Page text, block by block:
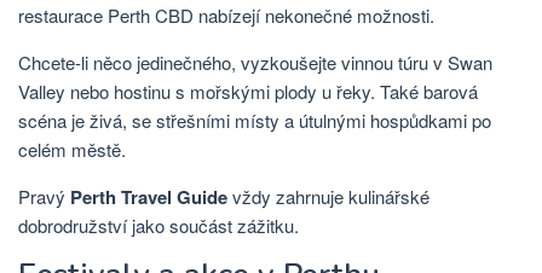
restaurace Perth CBD nabízejí nekonečné možnosti.
Chcete-li něco jedinečného, ​​vyzkoušejte vinnou túru v Swan
Valley nebo hostinu s mořskými plody u řeky. Také barová
scéna je živá, se střešními místy a útulnými hospůdkami po
celém městě.
Pravý Perth Travel Guidevždy zahrnuje kulinářské
dobrodružství jako součást zážitku.